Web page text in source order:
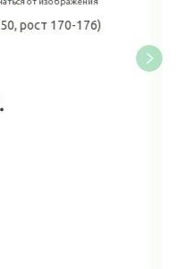
рост 170-176)